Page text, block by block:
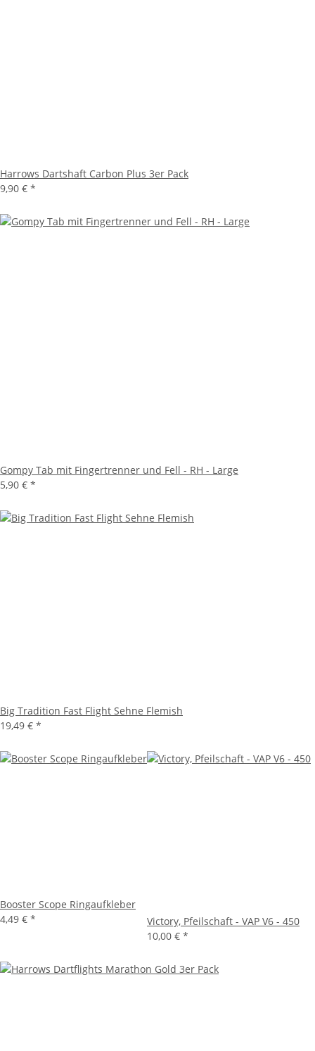
Harrows Dartshaft Carbon Plus 3er Pack
9,90 € *
Gompy Tab mit Fingertrenner und Fell - RH - Large
5,90 € *
Big Tradition Fast Flight Sehne Flemish
19,49 € *
Booster Scope Ringaufkleber
4,49 € *
Victory, Pfeilschaft - VAP V6 - 450
10,00 € *